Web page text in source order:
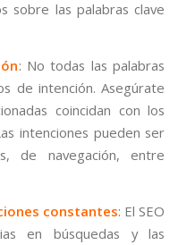
sobre las palabras clave
: No todas las palabras
de intención. Asegúrate
coincidan con los
intenciones pueden ser
de navegación, entre
constantes: El SEO
en búsquedas y las